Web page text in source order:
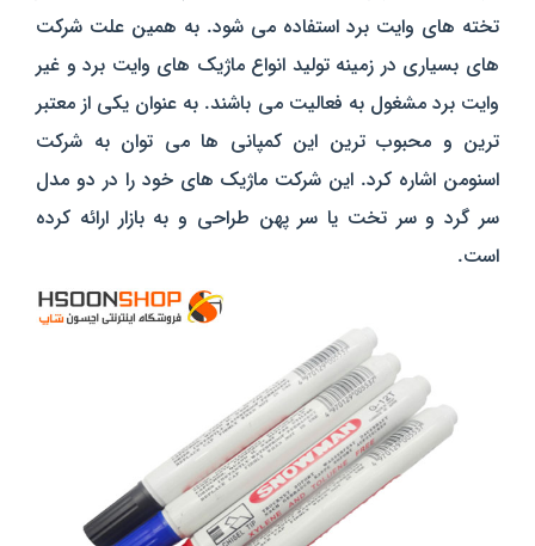
تخته های وایت برد استفاده می شود. به همین علت شرکت
های بسیاری در زمینه تولید انواع ماژیک های وایت برد و غیر
وایت برد مشغول به فعالیت می باشند. به عنوان یکی از معتبر
ترین و محبوب ترین این کمپانی ها می توان به شرکت
اسنومن اشاره کرد. این شرکت ماژیک های خود را در دو مدل
سر گرد و سر تخت یا سر پهن طراحی و به بازار ارائه کرده
است.